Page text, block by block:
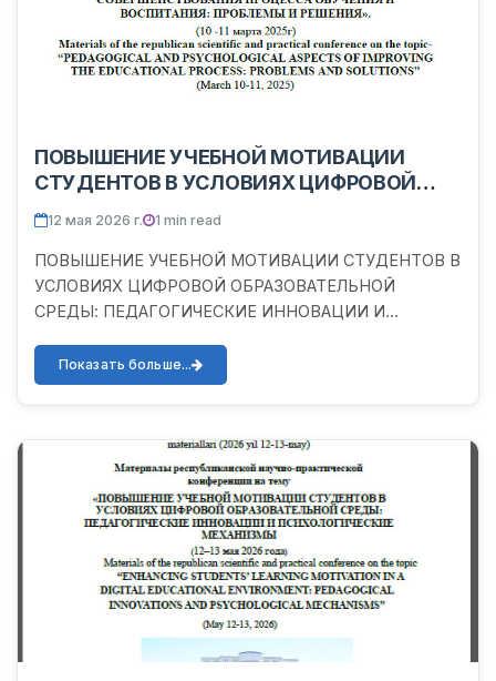
ПОВЫШЕНИЕ УЧЕБНОЙ МОТИВАЦИИ
СТУДЕНТОВ В УСЛОВИЯХ ЦИФРОВОЙ
ОБРАЗОВАТЕЛЬНОЙ СРЕДЫ:
ПЕДАГОГИЧЕСКИЕ ИННОВАЦИИ И
ПСИХОЛОГИЧЕСКИЕ МЕХАНИЗМЫ
12 мая 2026 г. 1 min read
ПОВЫШЕНИЕ УЧЕБНОЙ МОТИВАЦИИ СТУДЕНТОВ В
УСЛОВИЯХ ЦИФРОВОЙ ОБРАЗОВАТЕЛЬНОЙ
СРЕДЫ: ПЕДАГОГИЧЕСКИЕ ИННОВАЦИИ И
Показать больше...